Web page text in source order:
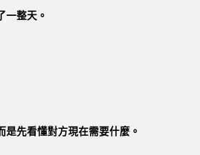
一整天。
先看懂對方現在需要什麼。